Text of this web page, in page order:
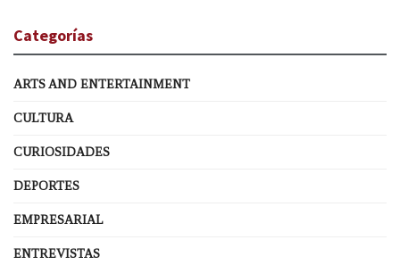
Categorías
ARTS AND ENTERTAINMENT
CULTURA
CURIOSIDADES
DEPORTES
EMPRESARIAL
ENTREVISTAS